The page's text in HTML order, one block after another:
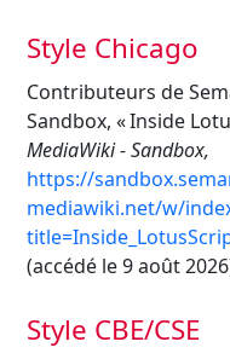
Style Chicago
Contributeurs de
Sandbox, « Inside
MediaWiki - Sandbox,
https://
mediawiki.net/w/
(accédé le 9 août
Style CBE/CSE